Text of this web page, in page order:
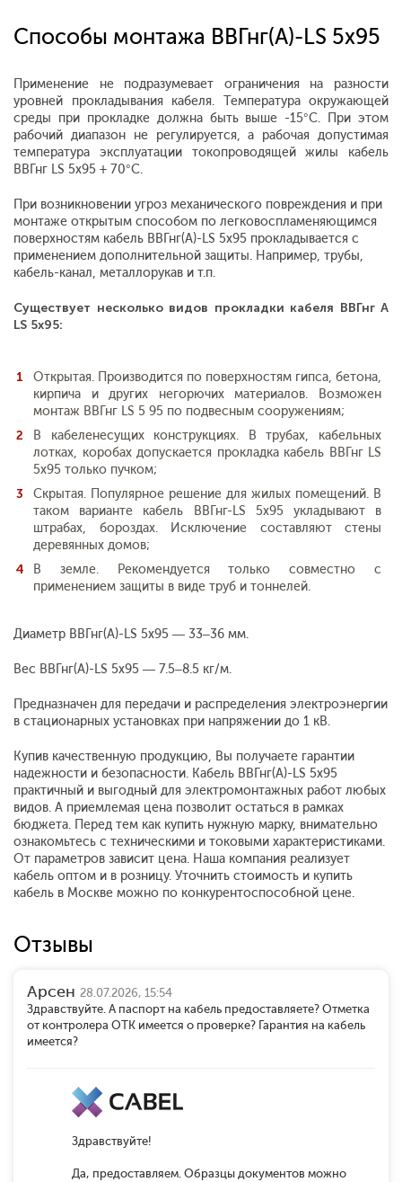
Способы монтажа ВВГнг(А)-LS 5x95
Применение не подразумевает ограничения на разности
уровней прокладывания кабеля. Температура окружающей
среды при прокладке должна быть выше -15°С. При этом
рабочий диапазон не регулируется, а рабочая допустимая
температура эксплуатации токопроводящей жилы кабель
ВВГнг LS 5х95 + 70°С.
При возникновении угроз механического повреждения и при
монтаже открытым способом по легковоспламеняющимся
поверхностям кабель ВВГнг(А)-LS 5x95 прокладывается с
применением дополнительной защиты. Например, трубы,
кабель-канал, металлорукав и т.п.
Существует несколько видов прокладки кабеля ВВГнг A
LS 5х95:
Открытая. Производится по поверхностям гипса, бетона,
кирпича и других негорючих материалов. Возможен
монтаж ВВГнг LS 5 95 по подвесным сооружениям;
В кабеленесущих конструкциях. В трубах, кабельных
лотках, коробах допускается прокладка кабель ВВГнг LS
5х95 только пучком;
Скрытая. Популярное решение для жилых помещений. В
таком варианте кабель ВВГнг-LS 5х95 укладывают в
штрабах, бороздах. Исключение составляют стены
деревянных домов;
В земле. Рекомендуется только совместно с
применением защиты в виде труб и тоннелей.
Диаметр ВВГнг(A)-LS 5х95 — 33–36 мм.
Вес ВВГнг(A)-LS 5х95 — 7.5–8.5 кг/м.
Предназначен для передачи и распределения электроэнергии
в стационарных установках при напряжении до 1 кВ.
Купив качественную продукцию, Вы получаете гарантии
надежности и безопасности. Кабель ВВГнг(А)-LS 5x95
практичный и выгодный для электромонтажных работ любых
видов. А приемлемая цена позволит остаться в рамках
бюджета. Перед тем как купить нужную марку, внимательно
ознакомьтесь с техническими и токовыми характеристиками.
От параметров зависит цена. Наша компания реализует
кабель оптом и в розницу. Уточнить стоимость и купить
кабель в Москве можно по конкурентоспособной цене.
Отзывы
Арсен 28.07.2026, 15:54
Здравствуйте. А паспорт на кабель предоставляете? Отметка
от контролера ОТК имеется о проверке? Гарантия на кабель
имеется?
Здравствуйте!
Да, предоставляем. Образцы документов можно